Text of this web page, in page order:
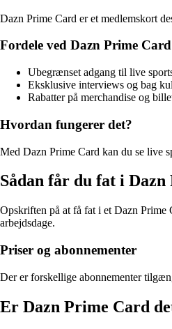
Dazn Prime Card er et medlemskort
Fordele ved Dazn Prime
Ubegrænset adgang til live
Eksklusive interviews og bag
Rabatter på merchandise og
Hvordan fungerer det?
Med Dazn Prime Card kan du se live
Sådan får du fat i
Opskriften på at få fat i et Dazn
arbejdsdage.
Priser og abonnementer
Der er forskellige abonnementer
Er Dazn Prime Card